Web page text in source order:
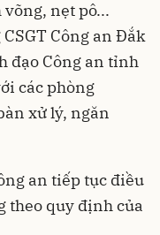
nẹt pô...
Công an Đắk
đạo Công an tỉnh
các phòng
xử lý, ngăn
an tiếp tục điều
theo quy định của